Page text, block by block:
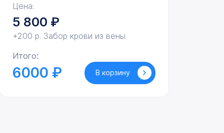
Цена:
5 800 ₽
+200 р. Забор крови из вены
Итого:
6000 ₽ В корзину